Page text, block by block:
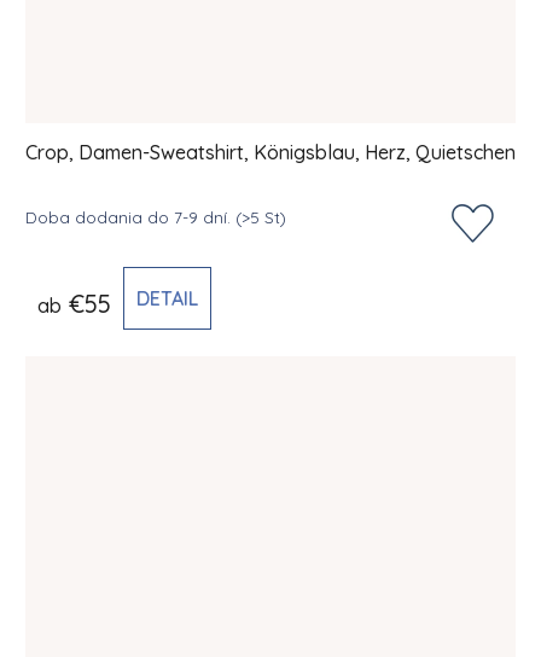
Crop, Damen-Sweatshirt, Königsblau, Herz, Quietschen
Doba dodania do 7-9 dní. (>5 St)
ab €55 DETAIL